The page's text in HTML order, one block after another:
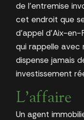
de l’entremise
cet endroit que
d’appel d’Aix-
qui rappelle
dispense jamais
investissement
L’affaire
Un agent